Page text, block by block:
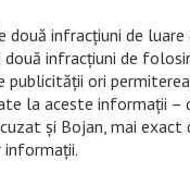
două infracțiuni de
infracțiuni de
publicității ori
la aceste informații –
și Bojan, mai